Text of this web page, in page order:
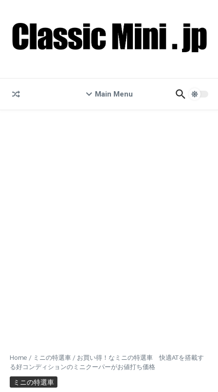
Main Menu
Home / ミニの特選車 / お買い得！なミニの特選車 快適ATを搭載す
る好コンディションのミニクーパーがお値打ち価格
ミニの特選車